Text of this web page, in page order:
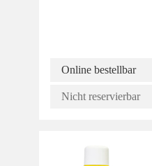
Online bestellbar
Nicht reservierbar